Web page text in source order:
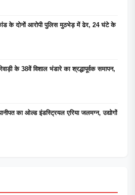
के दोनों आरोपी पुलिस मुठभेड़ में ढेर, 24 घंटे के
के 38वें विशाल भंडारे का श्रद्धापूर्वक समापन,
का ओल्ड इंडस्ट्रियल एरिया जलमग्न, उद्योगों